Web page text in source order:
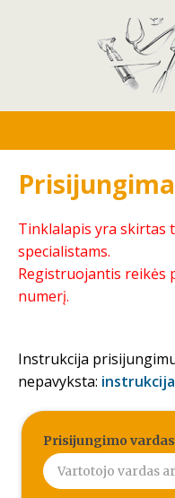
Tinklalapis yra skirtas
specialistams.
Registruojantis reikės
numerį.
Instrukcija
nepavyksta: instrukcija
Prisijungimo vardas